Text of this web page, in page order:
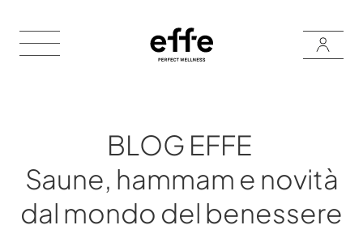
BLOG EFFE
Saune, hammam e novità
dal mondo del benessere